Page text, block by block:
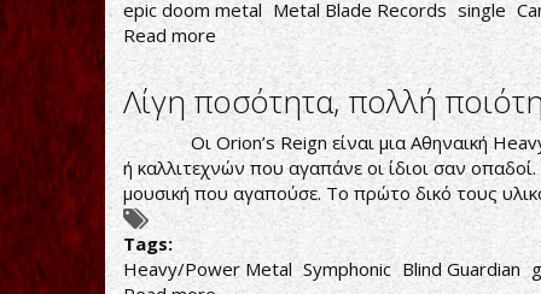
epic doom metal Metal Blade Records single
Read more about
Ατσάλινο
Doom
Metal
Λίγη ποσότητα, πολλή
Οι Orion’s Reign είναι μια Αθηναική Heavy/
ή καλλιτεχνών που αγαπάνε οι ίδιοι σαν
μουσική που αγαπούσε. Το πρώτο δικό τους
Tags:
Heavy/Power Metal Symphonic Blind Guardian